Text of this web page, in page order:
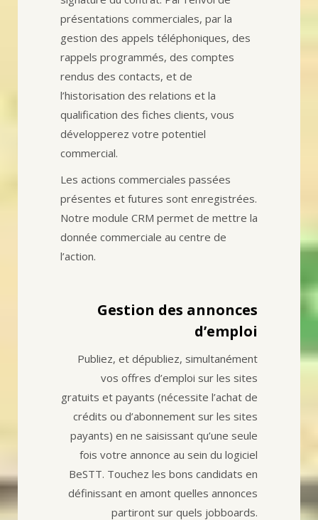
présentations commerciales, par la
gestion des appels téléphoniques, des
rappels programmés, des comptes
rendus des contacts, et de
l’historisation des relations et la
qualification des fiches clients, vous
développerez votre potentiel
commercial.
Les actions commerciales passées
présentes et futures sont enregistrées.
Notre module CRM permet de mettre la
donnée commerciale au centre de
l’action.
Gestion des annonces
d’emploi
Publiez, et dépubliez, simultanément
vos offres d’emploi sur les sites
gratuits et payants (nécessite l’achat de
crédits ou d’abonnement sur les sites
payants) en ne saisissant qu’une seule
fois votre annonce au sein du logiciel
BeSTT. Touchez les bons candidats en
définissant en amont quelles annonces
partiront sur quels jobboards.